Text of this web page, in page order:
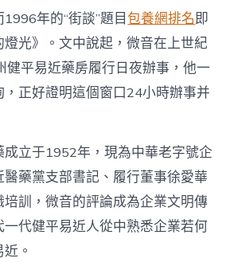
年的“街談”題目包養網排名即
光》。文中說起，微音在上世紀
健平易近藥房履行日夜辦事，他一
正好證明這個窗口24小時辦事并
立于1952年，現為中華老字號企
藥黨支部書記、履行董事徐愛華
訓，微音的評論成為企業文明傳
代健平易近人從中熟悉企業若何
。